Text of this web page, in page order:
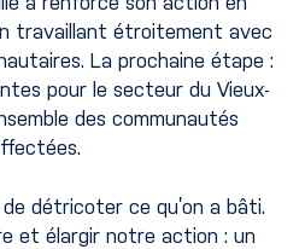
travaillant étroitement avec
La prochaine étape :
pour le secteur du Vieux-
des communautés
détricoter ce qu’on a bâti.
et élargir notre action : un